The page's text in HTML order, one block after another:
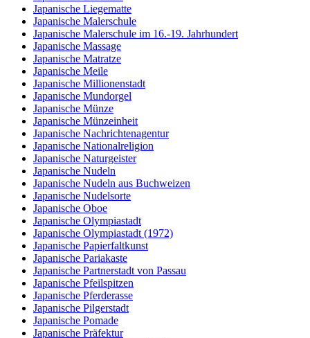
Japanische Liegematte
Japanische Malerschule
Japanische Malerschule im 16.-19. Jahrhundert
Japanische Massage
Japanische Matratze
Japanische Meile
Japanische Millionenstadt
Japanische Mundorgel
Japanische Münze
Japanische Münzeinheit
Japanische Nachrichtenagentur
Japanische Nationalreligion
Japanische Naturgeister
Japanische Nudeln
Japanische Nudeln aus Buchweizen
Japanische Nudelsorte
Japanische Oboe
Japanische Olympiastadt
Japanische Olympiastadt (1972)
Japanische Papierfaltkunst
Japanische Pariakaste
Japanische Partnerstadt von Passau
Japanische Pfeilspitzen
Japanische Pferderasse
Japanische Pilgerstadt
Japanische Pomade
Japanische Präfektur